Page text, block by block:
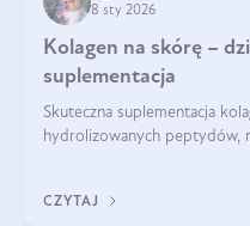
8 sty 2026
Kolagen na skórę –
suplementacja
Skuteczna suplementacja
hydrolizowanych peptydów,
CZYTAJ